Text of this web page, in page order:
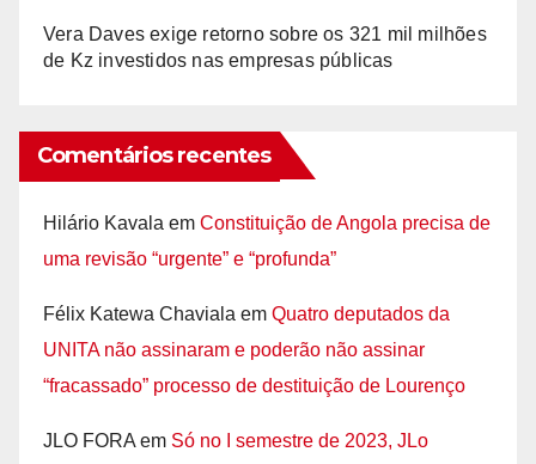
Vera Daves exige retorno sobre os 321 mil milhões
de Kz investidos nas empresas públicas
Comentários recentes
Hilário Kavala em Constituição de Angola precisa de
uma revisão “urgente” e “profunda”
Félix Katewa Chaviala em Quatro deputados da
UNITA não assinaram e poderão não assinar
“fracassado” processo de destituição de Lourenço
JLO FORA em Só no I semestre de 2023, JLo